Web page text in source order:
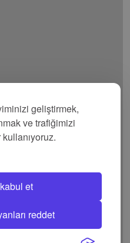
geliştirmek,
ve trafiğimizi
et
reddet